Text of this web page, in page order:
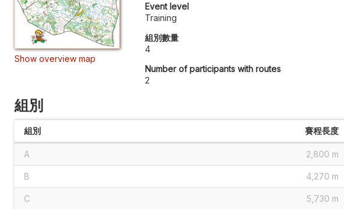
Show overview map
Event level
Training
組別數量
4
Number of participants with routes
2
組別
組別 賽程長度
A 2,800 m
B 4,270 m
C 5,730 m